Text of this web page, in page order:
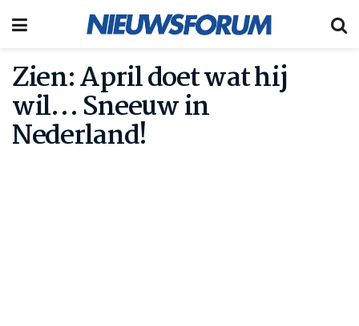
Zien: April doet wat hij
wil… Sneeuw in
Nederland!